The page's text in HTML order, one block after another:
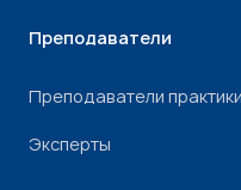
Преподаватели
Преподаватели практики
Эксперты